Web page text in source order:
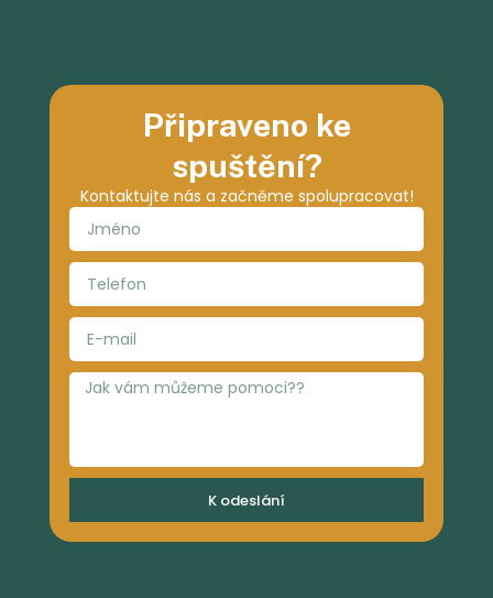
Připraveno ke
spuštění?
Kontaktujte nás a začněme spolupracovat!
K odeslání